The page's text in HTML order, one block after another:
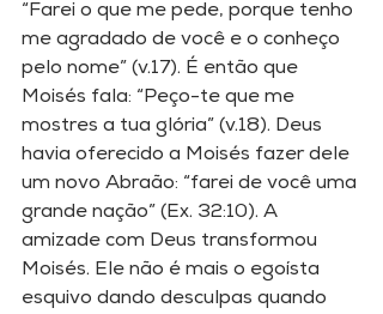
“Farei o que me pede, porque tenho
me agradado de você e o conheço
pelo nome” (v.17). É então que
Moisés fala: “Peço-te que me
mostres a tua glória” (v.18). Deus
havia oferecido a Moisés fazer dele
um novo Abraão: “farei de você uma
grande nação” (Ex. 32:10). A
amizade com Deus transformou
Moisés. Ele não é mais o egoísta
esquivo dando desculpas quando